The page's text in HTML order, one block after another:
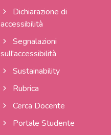
Dichiarazione di
accessibilità
Segnalazioni
sull'accessibilità
Sustainability
Rubrica
Cerca Docente
Portale Studente